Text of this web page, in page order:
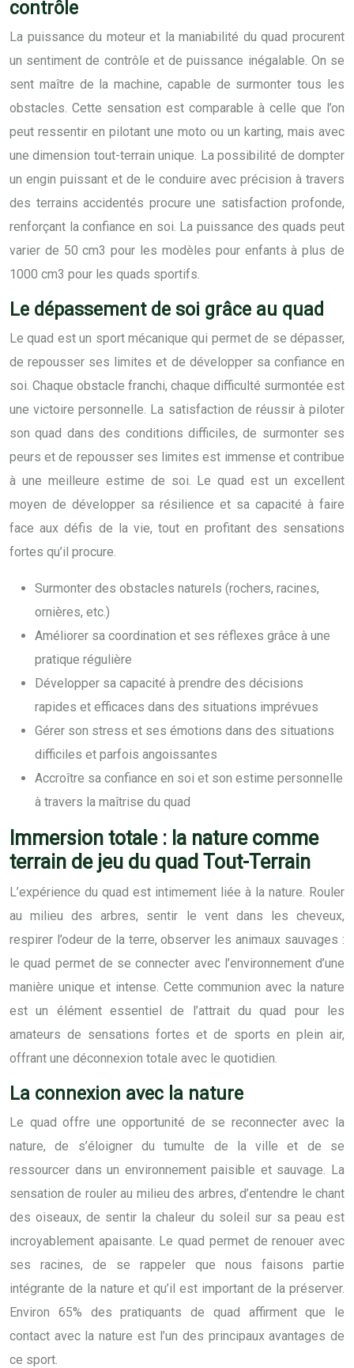
contrôle
La puissance du moteur et la maniabilité du quad procurent
un sentiment de contrôle et de puissance inégalable. On se
sent maître de la machine, capable de surmonter tous les
obstacles. Cette sensation est comparable à celle que l’on
peut ressentir en pilotant une moto ou un karting, mais avec
une dimension tout-terrain unique. La possibilité de dompter
un engin puissant et de le conduire avec précision à travers
des terrains accidentés procure une satisfaction profonde,
renforçant la confiance en soi. La puissance des quads peut
varier de 50 cm3 pour les modèles pour enfants à plus de
1000 cm3 pour les quads sportifs.
Le dépassement de soi grâce au quad
Le quad est un sport mécanique qui permet de se dépasser,
de repousser ses limites et de développer sa confiance en
soi. Chaque obstacle franchi, chaque difficulté surmontée est
une victoire personnelle. La satisfaction de réussir à piloter
son quad dans des conditions difficiles, de surmonter ses
peurs et de repousser ses limites est immense et contribue
à une meilleure estime de soi. Le quad est un excellent
moyen de développer sa résilience et sa capacité à faire
face aux défis de la vie, tout en profitant des sensations
fortes qu’il procure.
Surmonter des obstacles naturels (rochers, racines,
ornières, etc.)
Améliorer sa coordination et ses réflexes grâce à une
pratique régulière
Développer sa capacité à prendre des décisions
rapides et efficaces dans des situations imprévues
Gérer son stress et ses émotions dans des situations
difficiles et parfois angoissantes
Accroître sa confiance en soi et son estime personnelle
à travers la maîtrise du quad
Immersion totale : la nature comme
terrain de jeu du quad Tout-Terrain
L’expérience du quad est intimement liée à la nature. Rouler
au milieu des arbres, sentir le vent dans les cheveux,
respirer l’odeur de la terre, observer les animaux sauvages :
le quad permet de se connecter avec l’environnement d’une
manière unique et intense. Cette communion avec la nature
est un élément essentiel de l’attrait du quad pour les
amateurs de sensations fortes et de sports en plein air,
offrant une déconnexion totale avec le quotidien.
La connexion avec la nature
Le quad offre une opportunité de se reconnecter avec la
nature, de s’éloigner du tumulte de la ville et de se
ressourcer dans un environnement paisible et sauvage. La
sensation de rouler au milieu des arbres, d’entendre le chant
des oiseaux, de sentir la chaleur du soleil sur sa peau est
incroyablement apaisante. Le quad permet de renouer avec
ses racines, de se rappeler que nous faisons partie
intégrante de la nature et qu’il est important de la préserver.
Environ 65% des pratiquants de quad affirment que le
contact avec la nature est l’un des principaux avantages de
ce sport.